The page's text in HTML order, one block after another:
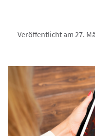
Veröffentlicht am 27.